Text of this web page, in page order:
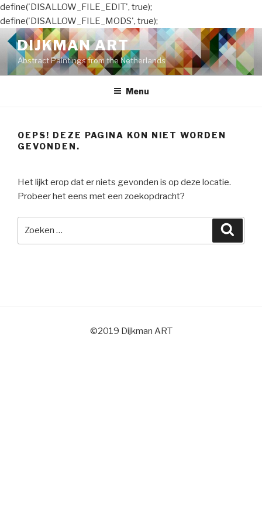
define('DISALLOW_FILE_EDIT', true);
define('DISALLOW_FILE_MODS', true);
Naar
de
inhoud
springen
DIJKMAN ART
Abstract Paintings from the Netherlands
Menu
OEPS! DEZE PAGINA KON NIET WORDEN
GEVONDEN.
Het lijkt erop dat er niets gevonden is op deze locatie.
Probeer het eens met een zoekopdracht?
©2019 Dijkman ART